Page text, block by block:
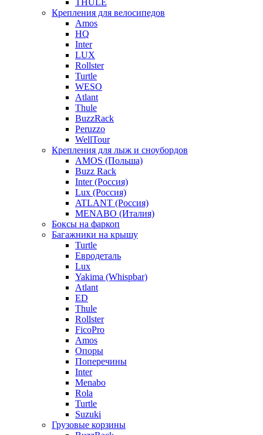
THULE
Крепления для велосипедов
Amos
HQ
Inter
LUX
Rollster
Turtle
WESO
Atlant
Thule
BuzzRack
Peruzzo
WellTour
Крепления для лыж и сноубордов
AMOS (Польша)
Buzz Rack
Inter (Россия)
Lux (Россия)
ATLANT (Россия)
MENABO (Италия)
Боксы на фаркоп
Багажники на крышу
Turtle
Евродеталь
Lux
Yakima (Whispbar)
Atlant
ED
Thule
Rollster
FicoPro
Amos
Опоры
Поперечины
Inter
Menabo
Rola
Turtle
Suzuki
Грузовые корзины